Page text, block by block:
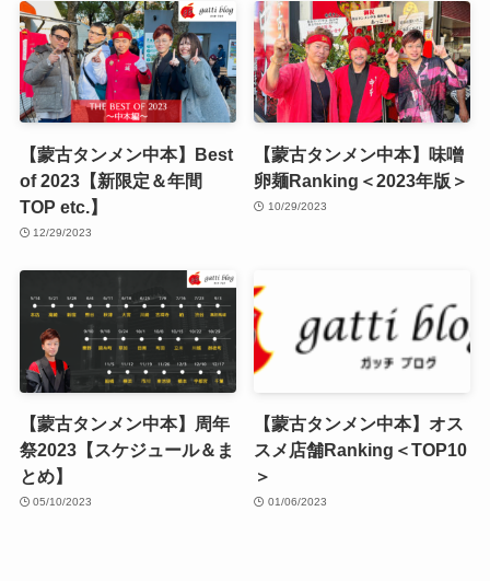
【蒙古タンメン中本】Best
of 2023【新限定＆年間
TOP etc.】
12/29/2023
【蒙古タンメン中本】味噌
卵麺Ranking＜2023年版＞
10/29/2023
【蒙古タンメン中本】周年
祭2023【スケジュール＆ま
とめ】
05/10/2023
【蒙古タンメン中本】オス
スメ店舗Ranking＜TOP10
＞
01/06/2023